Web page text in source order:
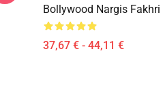
Bollywood Nargis Fakhri
37,67 € - 44,11 €